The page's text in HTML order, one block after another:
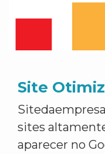
Site
sites
aparecer no